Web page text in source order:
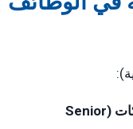
• مسؤول أول الخدمات المصرفية للشركات (Senior